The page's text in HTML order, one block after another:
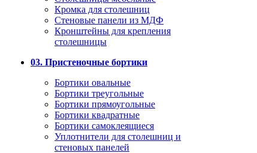
Кромка для столешниц
Стеновые панели из МДФ
Кронштейны для крепления
столешницы
03. Пристеночные бортики
Бортики овальные
Бортики треугольные
Бортики прямоугольные
Бортики квадратные
Бортики самоклеящиеся
Уплотнители для столешниц и
стеновых панелей